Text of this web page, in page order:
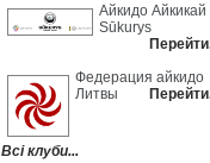
Айкидо Айкикай
Sūkurys
Федерация айкидо
Литвы
Всі клуби...